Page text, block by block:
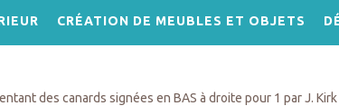
CRÉATION DE MEUBLES ET OBJETS
des canards signées en BAS à droite pour 1 par J. Kirk